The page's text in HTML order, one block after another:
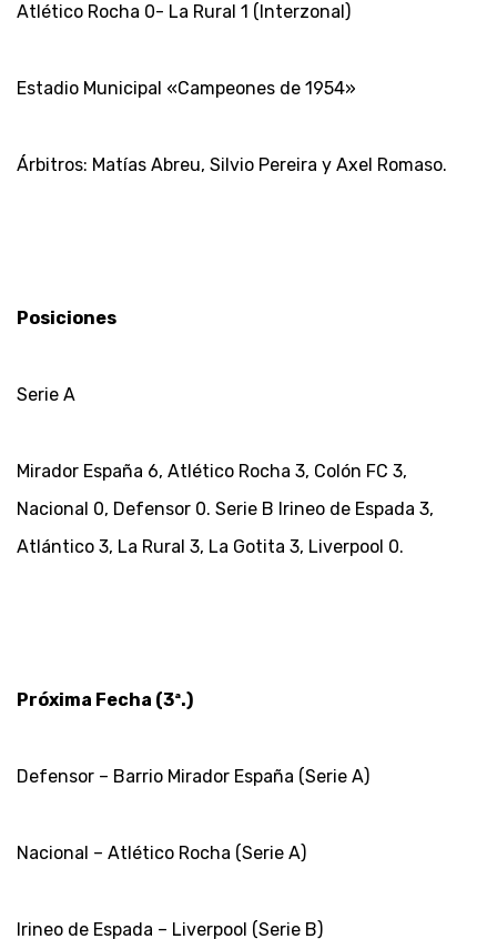
Atlético Rocha 0- La Rural 1 (Interzonal)
Estadio Municipal «Campeones de 1954»
Árbitros: Matías Abreu, Silvio Pereira y Axel Romaso.
Posiciones
Serie A
Mirador España 6, Atlético Rocha 3, Colón FC 3,
Nacional 0, Defensor 0. Serie B Irineo de Espada 3,
Atlántico 3, La Rural 3, La Gotita 3, Liverpool 0.
Próxima Fecha (3ª.)
Defensor – Barrio Mirador España (Serie A)
Nacional – Atlético Rocha (Serie A)
Irineo de Espada – Liverpool (Serie B)